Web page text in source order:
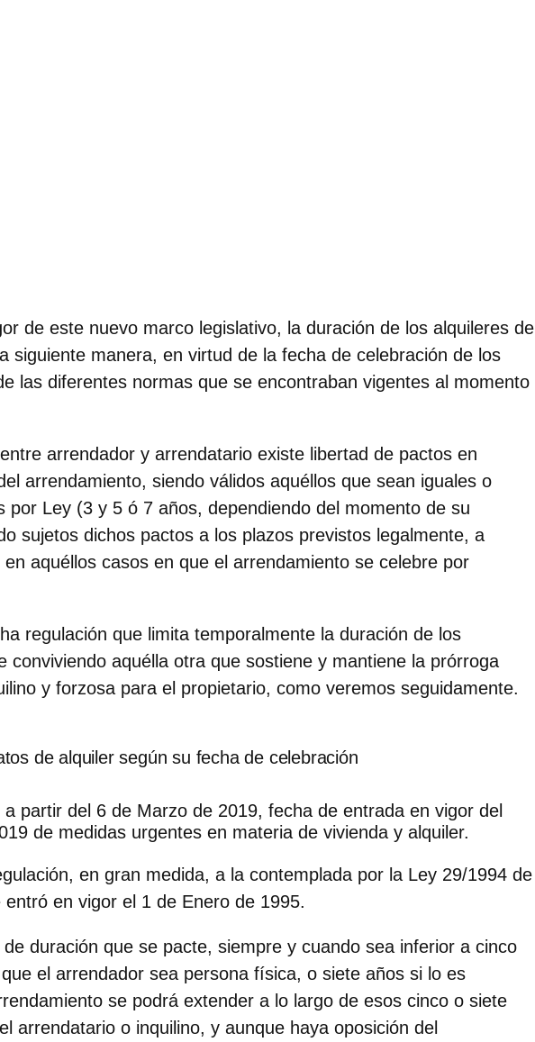
de este nuevo marco legislativo, la duración de los alquileres de
siguiente manera, en virtud de la fecha de celebración de los
las diferentes normas que se encontraban vigentes al momento
entre arrendador y arrendatario existe libertad de pactos en
arrendamiento, siendo válidos aquéllos que sean iguales o
por Ley (3 y 5 ó 7 años, dependiendo del momento de su
sujetos dichos pactos a los plazos previstos legalmente, a
aquéllos casos en que el arrendamiento se celebre por
regulación que limita temporalmente la duración de los
conviviendo aquélla otra que sostiene y mantiene la prórroga
y forzosa para el propietario, como veremos seguidamente.
de alquiler según su fecha de celebración
partir del 6 de Marzo de 2019, fecha de entrada en vigor del
de medidas urgentes en materia de vivienda y alquiler.
en gran medida, a la contemplada por la Ley 29/1994 de
en vigor el 1 de Enero de 1995.
duración que se pacte, siempre y cuando sea inferior a cinco
el arrendador sea persona física, o siete años si lo es
se podrá extender a lo largo de esos cinco o siete
arrendatario o inquilino, y aunque haya oposición del